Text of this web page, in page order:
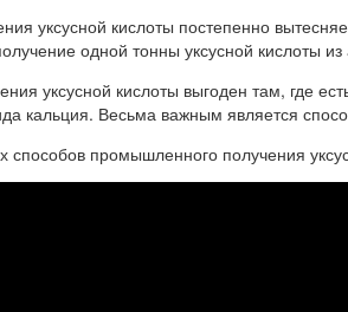
уксусной кислоты постепенно
одной тонны уксусной кислоты
уксусной кислоты выгоден там, где
кальция. Весьма важным является
промышленного получения